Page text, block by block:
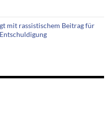
mit rassistischem Beitrag für